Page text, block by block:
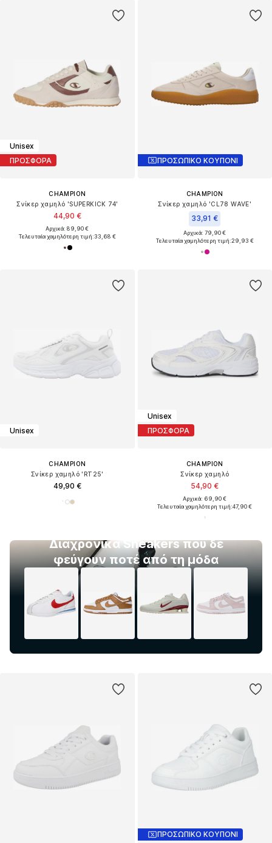
Unisex
ΠΡΟΣΦΟΡΑ
CHAMPION
Σνίκερ χαμηλό 'SUPERKICK 74'
44,90 €
Αρχικά: 89,90 €
Τελευταία χαμηλότερη τιμή:33,68 €
ΠΡΟΣΩΠΙΚΟ ΚΟΥΠΟΝΙ
CHAMPION
Σνίκερ χαμηλό 'CL78 WAVE'
33,91 €
Αρχικά: 79,90 €
Τελευταία χαμηλότερη τιμή:29,93 €
Unisex
CHAMPION
Σνίκερ χαμηλό 'RT25'
49,90 €
Διαχρονικά Sneakers που δε
φεύγουν ποτέ από τη μόδα
Unisex
ΠΡΟΣΦΟΡΑ
CHAMPION
Σνίκερ χαμηλό
54,90 €
Αρχικά: 69,90 €
Τελευταία χαμηλότερη τιμή:47,90 €
ΠΡΟΣΩΠΙΚΟ ΚΟΥΠΟΝΙ